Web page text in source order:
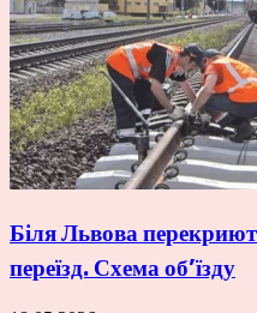
Біля Львова
переїзд. Схема об’їзду